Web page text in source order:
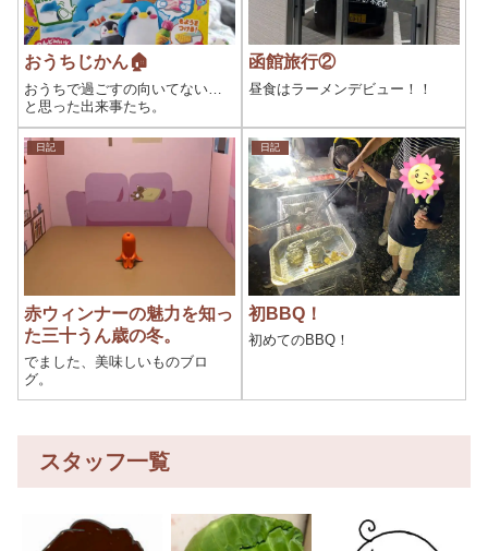
おうちじかん🏠️
おうちで過ごすの向いてない…
と思った出来事たち。
函館旅行②
昼食はラーメンデビュー！！
日記
赤ウィンナーの魅力を知っ
た三十うん歳の冬。
でました、美味しいものブロ
グ。
日記
初BBQ！
初めてのBBQ！
スタッフ一覧